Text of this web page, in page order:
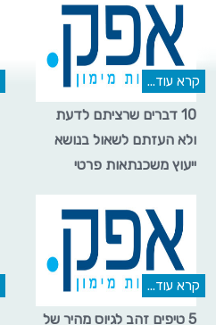
קרא עוד...
10 דברים שרציתם לדעת
ולא העזתם לשאול בנושא
ייעוץ משכנתאות פרטי
קרא עוד...
5 טיפים זהב לגיוס מהיר של